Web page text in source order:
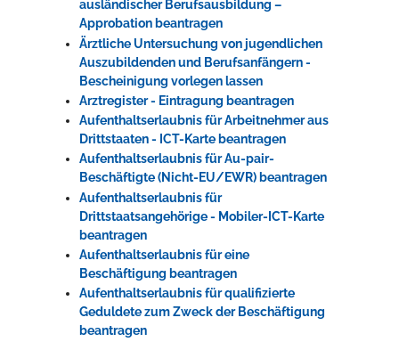
ausländischer Berufsausbildung –
Approbation beantragen
Ärztliche Untersuchung von jugendlichen
Auszubildenden und Berufsanfängern -
Bescheinigung vorlegen lassen
Arztregister - Eintragung beantragen
Aufenthaltserlaubnis für Arbeitnehmer aus
Drittstaaten - ICT-Karte beantragen
Aufenthaltserlaubnis für Au-pair-
Beschäftigte (Nicht-EU/EWR) beantragen
Aufenthaltserlaubnis für
Drittstaatsangehörige - Mobiler-ICT-Karte
beantragen
Aufenthaltserlaubnis für eine
Beschäftigung beantragen
Aufenthaltserlaubnis für qualifizierte
Geduldete zum Zweck der Beschäftigung
beantragen